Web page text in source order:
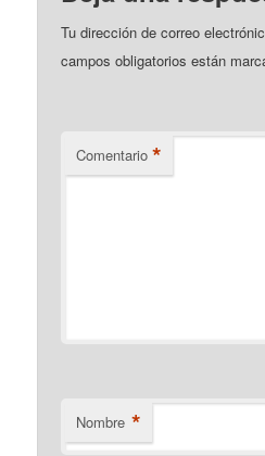
Tu dirección de correo
campos obligatorios están
Comentario *
Nombre *